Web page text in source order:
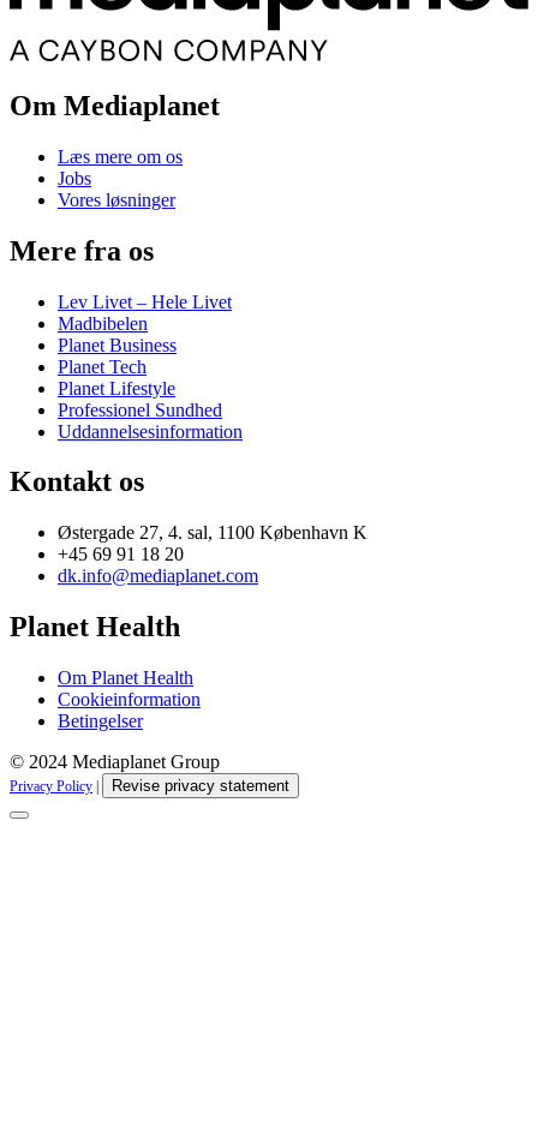
Om Mediaplanet
Læs mere om os
Jobs
Vores løsninger
Mere fra os
Lev Livet – Hele Livet
Madbibelen
Planet Business
Planet Tech
Planet Lifestyle
Professionel Sundhed
Uddannelsesinformation
Kontakt os
Østergade 27, 4. sal, 1100 København K
+45 69 91 18 20
dk.info@mediaplanet.com
Planet Health
Om Planet Health
Cookieinformation
Betingelser
© 2024 Mediaplanet Group
Privacy Policy Revise privacy statement